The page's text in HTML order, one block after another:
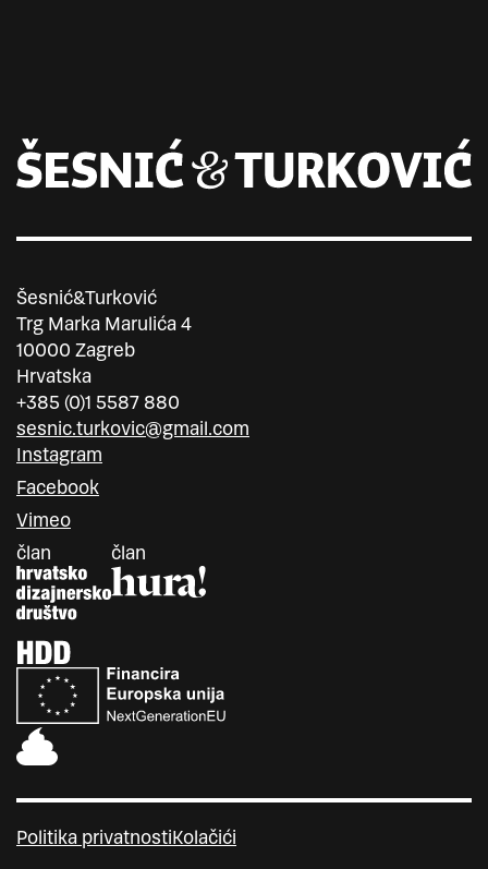
Šesnić&Turković
Trg Marka Marulića 4
10000 Zagreb
Hrvatska
+385 (0)1 5587 880
sesnic.turkovic@gmail.com
Instagram
Facebook
Vimeo
član
član
Politika privatnostiKolačići